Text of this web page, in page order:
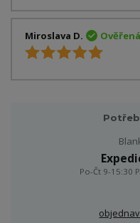
Miroslava D.
Po-Čt 9-15:30